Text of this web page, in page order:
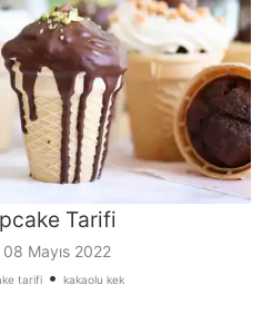
Tarifi
08 Mayıs 2022
tarifi • kakaolu kek